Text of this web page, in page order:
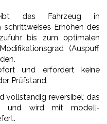
das Fahrzeug in
Erhöhen des
bis zum optimalen
(Auspuff,
und erfordert keine
Prüfstand.
vollständig reversibel; das
und wird mit modell-